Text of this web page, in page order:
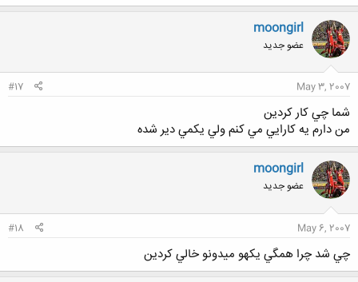
moongirl
عضو جدید
May 3, 2007
#17
شما چي كار كردين
من دارم يه كارايي مي كنم ولي يكمي دير شده
moongirl
عضو جدید
May 6, 2007
#18
چي شد چرا همگي يكهو ميدونو خالي كردين